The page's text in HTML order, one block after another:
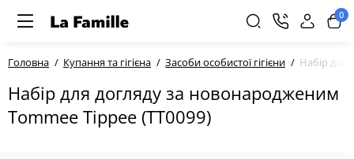
0
Головна Купання та гігієна Засоби особистої гігієни Набір для
Набір для догляду за новонародженим
Tommee Tippee (TT0099)